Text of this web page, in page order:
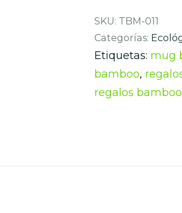
SKU: TBM-011
Categorías:
Etiquetas: mug
bamboo,
regalos